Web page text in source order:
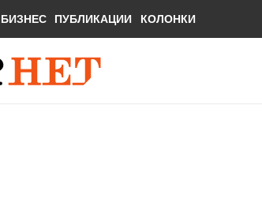
БИЗНЕС ПУБЛИКАЦИИ КОЛОНКИ